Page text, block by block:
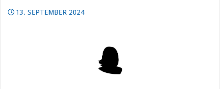
13. SEPTEMBER 2024